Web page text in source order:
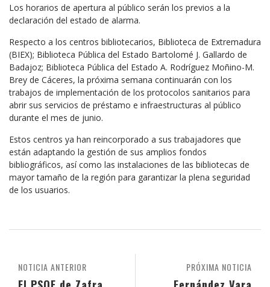
Los horarios de apertura al público serán los previos a la
declaración del estado de alarma.
Respecto a los centros bibliotecarios, Biblioteca de Extremadura
(BIEX); Biblioteca Pública del Estado Bartolomé J. Gallardo de
Badajoz; Biblioteca Pública del Estado A. Rodríguez Moñino-M.
Brey de Cáceres, la próxima semana continuarán con los
trabajos de implementación de los protocolos sanitarios para
abrir sus servicios de préstamo e infraestructuras al público
durante el mes de junio.
Estos centros ya han reincorporado a sus trabajadores que
están adaptando la gestión de sus amplios fondos
bibliográficos, así como las instalaciones de las bibliotecas de
mayor tamaño de la región para garantizar la plena seguridad
de los usuarios.
PRÓXIMA NOTICIA
NOTICIA ANTERIOR